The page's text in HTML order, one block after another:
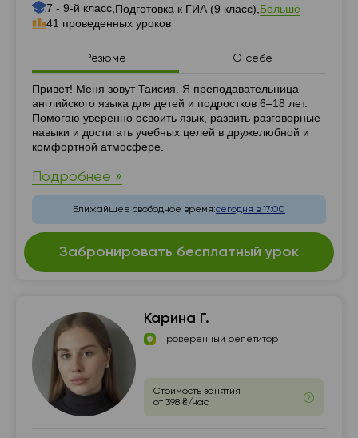
7 - 9-й класс, Подготовка к ГИА (9 класс), Больше
41 проведенных уроков
Резюме О себе
Резюме
Привет! Меня зовут Таисия. Я преподавательница
английского языка для детей и подростков 6–18 лет.
Помогаю уверенно освоить язык, развить разговорные
навыки и достигать учебных целей в дружелюбной и
комфортной атмосфере.
Подробнее »
Ближайшее свободное время:сегодня в 17:00
Забронировать бесплатный урок
Карина Г.
Проверенный репетитор
Стоимость занятия
от 398 ₴/час